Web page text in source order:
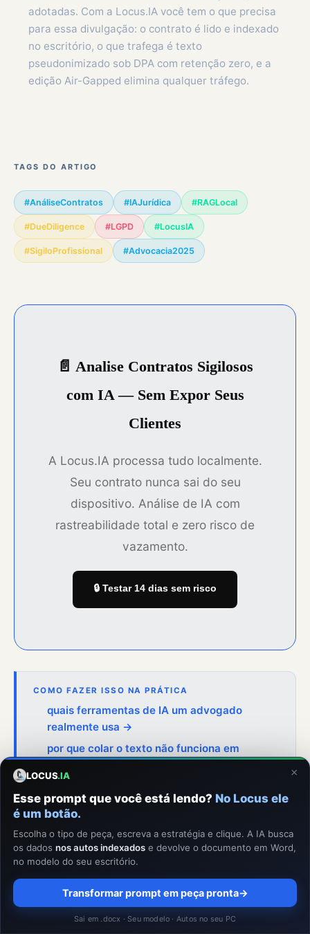
adotadas. Com a Locus.IA você tem o que precisa
para essa divulgação: o contrato é lido e indexado
no escritório, o que trafega é texto
pseudonimizado sob DPA com retenção zero, e a
edição Air-Gapped elimina qualquer tráfego.
TAGS DO ARTIGO
#AnáliseContratos #IAJurídica #RAGLocal
#DueDiligence #LGPD #LocusIA
#SigiloProfissional #Advocacia2025
📄 Analise Contratos Sigilosos
com IA — Sem Expor Seus
Clientes
A Locus.IA processa tudo localmente.
Seu contrato nunca sai do seu
dispositivo. Análise de IA com
rastreabilidade total e zero risco de
vazamento.
🔒 Testar 14 dias sem risco
COMO FAZER ISSO NA PRÁTICA
quais ferramentas de IA um advogado
realmente usa →
por que colar o texto não funciona em
coisas diferentes →
📌 Leia Também
IA e Cláusulas de Sigilo: Análise Automática
×
LOCUS.IA
Esse prompt que você está lendo? No Locus ele
é um botão.
Escolha o tipo de peça, escreva a estratégia e clique. A IA busca
os dados nos autos indexados e devolve o documento em Word,
no modelo do seu escritório.
Transformar prompt em peça pronta→
Sai em .docx · Seu modelo · Autos no seu PC